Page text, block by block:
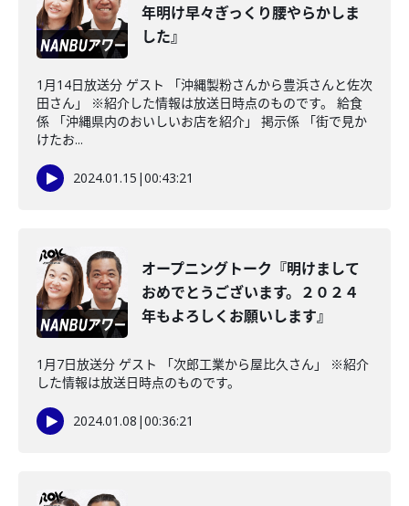
年明け早々ぎっくり腰やらかしま
した』
1月14日放送分 ゲスト 「沖縄製粉さんから豊浜さんと佐次
田さん」 ※紹介した情報は放送日時点のものです。 給食
係 「沖縄県内のおいしいお店を紹介」 掲示係 「街で見か
けたお...
2024.01.15 |00:43:21
オープニングトーク『明けまして
おめでとうございます。２０２４
年もよろしくお願いします』
1月7日放送分 ゲスト 「次郎工業から屋比久さん」 ※紹介
した情報は放送日時点のものです。
2024.01.08 |00:36:21